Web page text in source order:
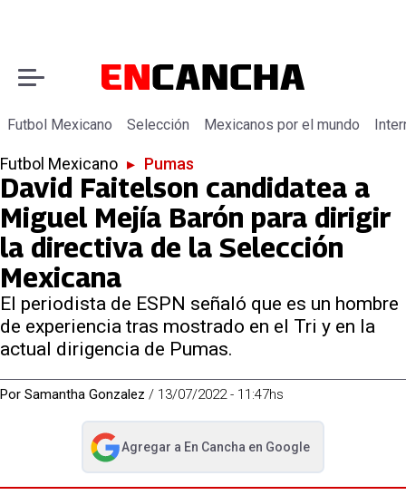
Futbol Mexicano Selección Mexicanos por el mundo
Futbol Mexicano ▸ Pumas
David Faitelson candidatea a
Miguel Mejía Barón para dirigir
la directiva de la Selección
Mexicana
El periodista de ESPN señaló que es un hombre
de experiencia tras mostrado en el Tri y en la
actual dirigencia de Pumas.
Por Samantha Gonzalez / 13/07/2022 - 11:47hs
Agregar a En Cancha en Google
abre en nueva pestaña